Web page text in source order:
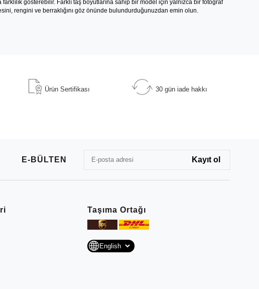
gösterebilir. Farklı taş boyutlarına sahip bir model için yalnızca bir fotoğraf
rengini ve berraklığını göz önünde bulundurduğunuzdan emin olun.
Ürün Sertifikası 30 gün iade hakkı
E-BÜLTEN
Taşıma Ortağı